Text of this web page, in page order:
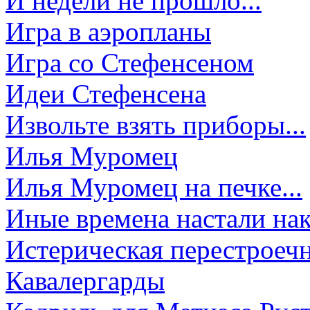
Игра в аэропланы
Игра со Стефенсеном
Идеи Стефенсена
Извольте взять приборы...
Илья Муромец
Илья Муромец на печке...
Иные времена настали
Истерическая
Кавалергарды